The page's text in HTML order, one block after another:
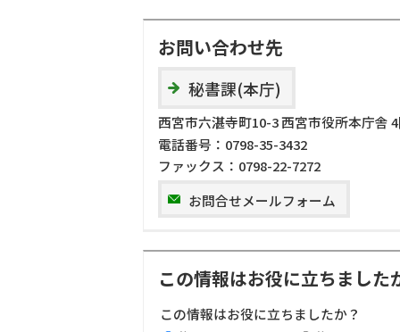
お問い合わせ先
秘書課(本庁)
西宮市六湛寺町10-3 西宮市役所本庁舎
電話番号： 0798-35-3432
ファックス： 0798-22-7272
お問合せメールフォーム
この情報はお役に立ちました
この情報はお役に立ちましたか？